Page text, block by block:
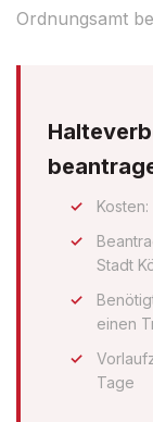
Ordnungsamt
Stadt
einen
Tage